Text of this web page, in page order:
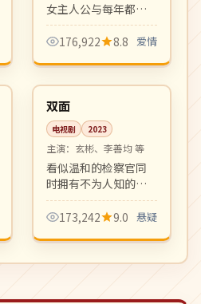
女主人公与每年都会
回到岛上度春假的男
教授间长达十年的若
叙事，疗愈中年观
众。
176,922 8.8 爱情
韩国
完结 08:57
双面
电视剧 2023
主演： 玄彬、李善均 等
看似温和的检察官同
时拥有不为人知的另
一重身份，他游走在
法律与黑暗之间。
剧，节奏冷峻凌厉。
173,242 9.0 悬疑